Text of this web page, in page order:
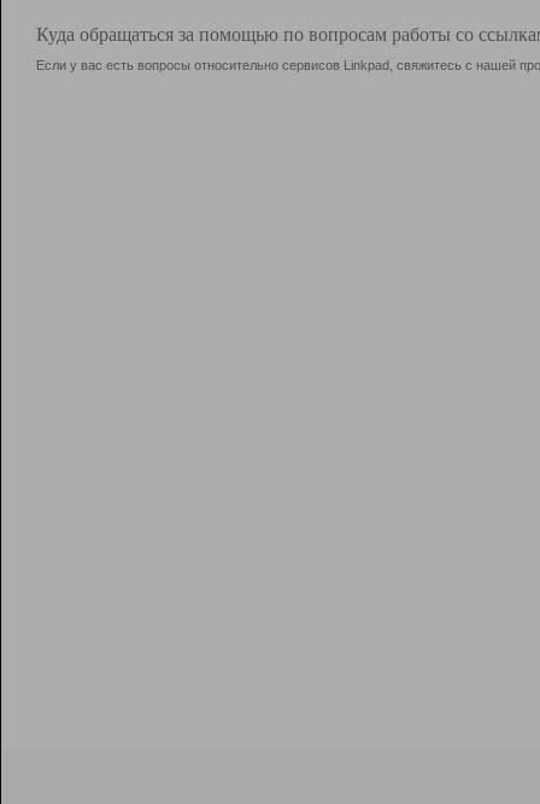
Куда обращаться за помощью по вопросам работы со
Если у вас есть вопросы относительно сервисов Linkpad, свяжитесь с нашей